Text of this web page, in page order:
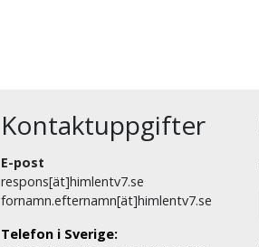
Kontaktuppgifter
E-post
respons[ät]himlentv7.se
fornamn.efternamn[ät]himlentv7.se
Telefon i Sverige: